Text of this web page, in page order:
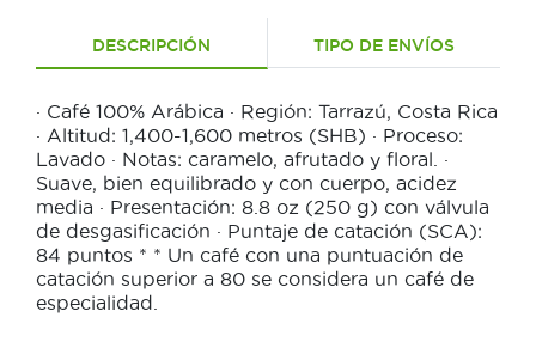
DESCRIPCIÓN TIPO DE ENVÍOS
· Café 100% Arábica · Región: Tarrazú, Costa Rica
· Altitud: 1,400-1,600 metros (SHB) · Proceso:
Lavado · Notas: caramelo, afrutado y floral. ·
Suave, bien equilibrado y con cuerpo, acidez
media · Presentación: 8.8 oz (250 g) con válvula
de desgasificación · Puntaje de catación (SCA):
84 puntos * * Un café con una puntuación de
catación superior a 80 se considera un café de
especialidad.